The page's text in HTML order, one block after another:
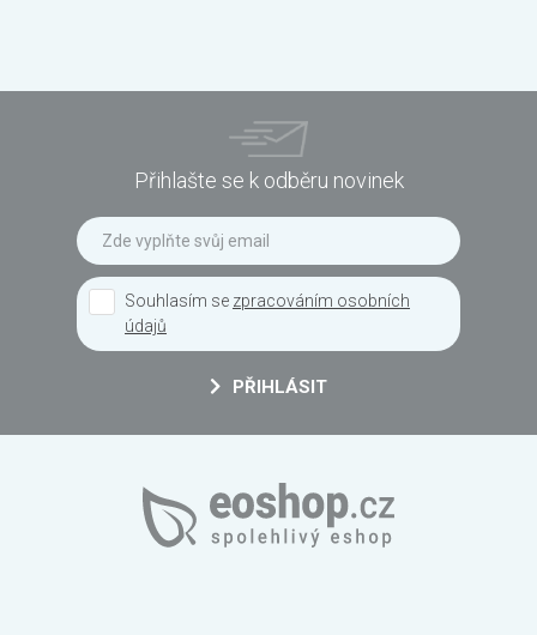
Přihlašte se k odběru novinek
Souhlasím se zpracováním osobních
údajů
PŘIHLÁSIT